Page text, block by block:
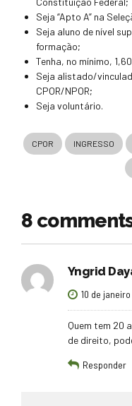
Seja “Apto A” na
Seja aluno de nível
formação;
Tenha, no mínimo,
Seja alistado/
CPOR/NPOR;
Seja voluntário.
CPOR INGRESSO
8
Yngrid
10 de janeiro
Quem tem 20
de direito,
Responder